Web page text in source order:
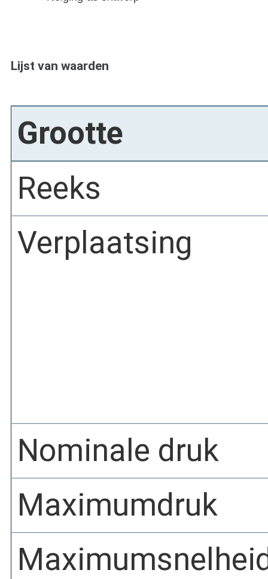
Lijst van waarden
Grootte
Reeks
Verplaatsing
Nominale druk
Maximumdruk